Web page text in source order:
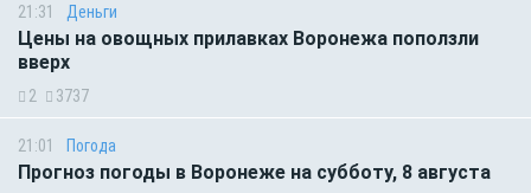
21:31 Деньги
Цены на овощных прилавках Воронежа поползли
вверх
2 3737
21:01 Погода
Прогноз погоды в Воронеже на субботу, 8 августа